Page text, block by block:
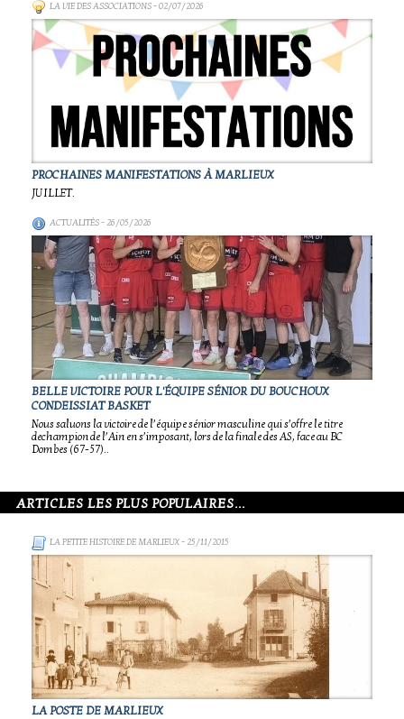
LA VIE DES ASSOCIATIONS- 02/07/2026
PROCHAINES MANIFESTATIONS À MARLIEUX
JUILLET.
ACTUALITÉS- 26/05/2026
BELLE VICTOIRE POUR L'ÉQUIPE SÉNIOR DU BOUCHOUX
CONDEISSIAT BASKET
Nous saluons la victoire de l’équipe sénior masculine qui s’offre le titre
dechampion de l’Ain en s’imposant, lors de la finale des AS, face au BC
Dombes (67-57)..
ARTICLES LES PLUS POPULAIRES...
LA PETITE HISTOIRE DE MARLIEUX- 25/11/2015
LA POSTE DE MARLIEUX